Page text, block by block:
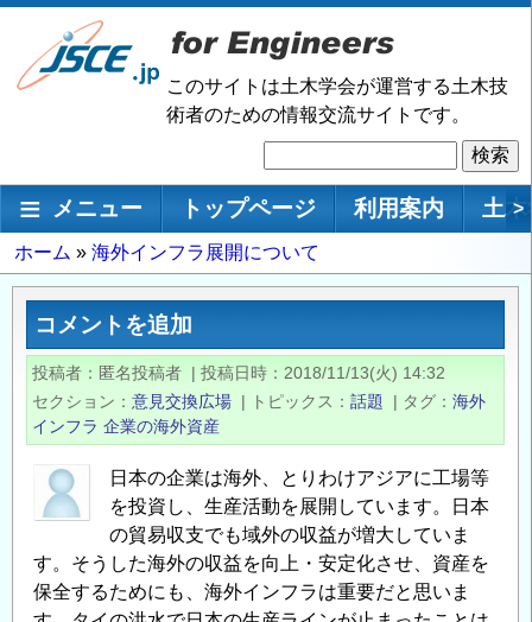
メ
ン
移
このサイトは土木学会が運営する土木技
術者のための情報交流サイトです。
索
メインナビゲーション
メニュー トップページ 利用案内 土 >
パ
ン
ず
ホーム 海外インフラ展開について
コメントを追加
投稿者 匿名投稿者 | 投稿日時
2018/11/13(火) 14:32
セクション
意見交換広場 | トピックス 話題 | タグ
海外
インフラ 企業の海外資産
日本の企業は海外、とりわけアジアに工場等
を投資し、生産活動を展開しています。日本
の貿易収支でも域外の収益が増大していま
す。そうした海外の収益を向上・安定化させ、資産を
保全するためにも、海外インフラは重要だと思いま